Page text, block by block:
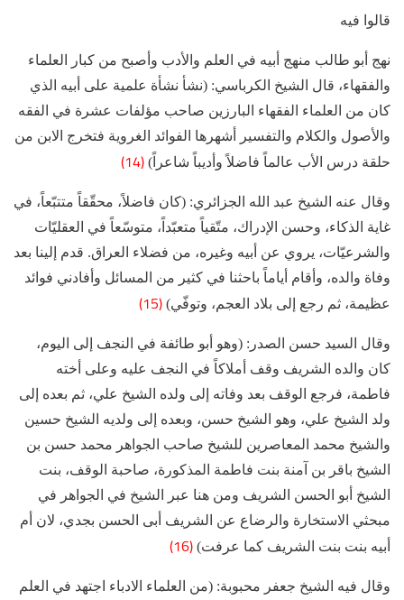
قالوا فيه
نهج أبو طالب منهج أبيه في العلم والأدب وأصبح من كبار العلماء
والفقهاء، قال الشيخ الكرباسي: (نشأ نشأة علمية على أبيه الذي
كان من العلماء الفقهاء البارزين صاحب مؤلفات عشرة في الفقه
والأصول والكلام والتفسير أشهرها الفوائد الغروية فتخرج الابن من
حلقة درس الأب عالماً فاضلاً وأديباً شاعراً) (14)
وقال عنه الشيخ عبد الله الجزائري: (كان فاضلاً، محقّقاً متتبّعاً، في
غاية الذكاء، وحسن الإدراك، متّقياً متعبّداً، متوسّعاً في العقليّات
والشرعيّات، يروي عن أبيه وغيره، من فضلاء العراق. قدم إلينا بعد
وفاة والده، وأقام أياماً باحثنا في كثير من المسائل وأفادني فوائد
عظيمة، ثم رجع إلى بلاد العجم، وتوفّي) (15) ‌
وقال السيد حسن الصدر: (وهو أبو طائفة في النجف إلى اليوم،
كان والده الشريف وقف أملاكاً في النجف عليه وعلى أخته
فاطمة، فرجع الوقف بعد وفاته إلى ولده الشيخ علي، ثم بعده إلى
ولد الشيخ علي، وهو الشيخ حسن، وبعده إلى ولديه الشيخ حسين
والشيخ محمد المعاصرين للشيخ صاحب الجواهر محمد حسن بن
الشيخ باقر بن آمنة بنت فاطمة المذكورة، صاحبة الوقف، بنت
الشيخ أبو الحسن الشريف ومن هنا عبر الشيخ في الجواهر في
مبحثي الاستخارة والرضاع عن الشريف أبى الحسن بجدي، لان أم
أبيه بنت بنت الشريف كما عرفت) (16)
وقال فيه الشيخ جعفر محبوبة: (من العلماء الادباء اجتهد في العلم